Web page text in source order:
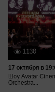
1130
17 октября в
Шоу Avatar
Orchestra...